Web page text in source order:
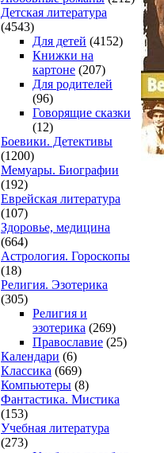
Детская литература
(4543)
Для детей (4152)
Книжки на
картоне (207)
Для родителей
(96)
Говорящие сказки
(12)
Боевики. Детективы
(1200)
Мемуары. Биографии
(192)
Еврейская литература
(107)
Здоровье, медицина
(664)
Астрология. Гороскопы
(18)
Религия. Эзотерика
(305)
Религия и
эзотерика (269)
Православие (25)
Календари (6)
Классика (669)
Компьютеры (8)
Фантастика. Мистика
(153)
Учебная литература
(273)